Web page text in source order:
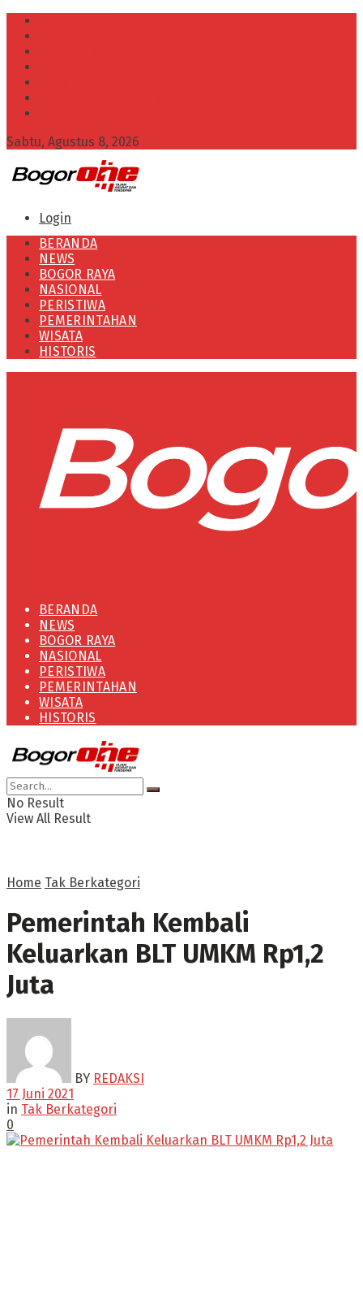
Sabtu, Agustus 8, 2026
Login
BERANDA
NEWS
BOGOR RAYA
NASIONAL
PERISTIWA
PEMERINTAHAN
WISATA
HISTORIS
BERANDA
NEWS
BOGOR RAYA
NASIONAL
PERISTIWA
PEMERINTAHAN
WISATA
HISTORIS
No Result
View All Result
Home Tak Berkategori
Pemerintah Kembali
Keluarkan BLT UMKM Rp1,2
Juta
BY REDAKSI
17 Juni 2021
in Tak Berkategori
0